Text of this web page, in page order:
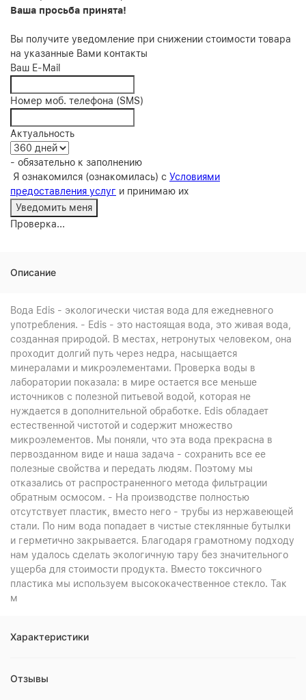
Ваша просьба принята!
Вы получите уведомление при снижении стоимости товара
на указанные Вами контакты
Ваш E-Mail
Номер моб. телефона (SMS)
Актуальность
- обязательно к заполнению
Я ознакомился (ознакомилась) с Условиями
предоставления услуг и принимаю их
Проверка...
Описание
Вода Edis - экологически чистая вода для ежедневного
употребления. - Edis - это настоящая вода, это живая вода,
созданная природой. В местах, нетронутых человеком, она
проходит долгий путь через недра, насыщается
минералами и микроэлементами. Проверка воды в
лаборатории показала: в мире остается все меньше
источников с полезной питьевой водой, которая не
нуждается в дополнительной обработке. Edis обладает
естественной чистотой и содержит множество
микроэлементов. Мы поняли, что эта вода прекрасна в
первозданном виде и наша задача - сохранить все ее
полезные свойства и передать людям. Поэтому мы
отказались от распространенного метода фильтрации
обратным осмосом. - На производстве полностью
отсутствует пластик, вместо него - трубы из нержавеющей
стали. По ним вода попадает в чистые стеклянные бутылки
и герметично закрывается. Благодаря грамотному подходу
нам удалось сделать экологичную тару без значительного
ущерба для стоимости продукта. Вместо токсичного
пластика мы используем высококачественное стекло. Так
м
Характеристики
Отзывы